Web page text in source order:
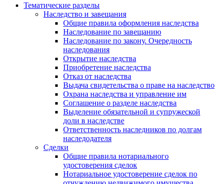
Тематические разделы
Наследство и завещания
Общие правила оформления наследства
Наследование по завещанию
Наследование по закону. Очередность
наследования
Открытие наследства
Приобретение наследства
Отказ от наследства
Выдача свидетельства о праве на наследство
Охрана наследства и управление им
Соглашение о разделе наследства
Выделение обязательной и супружеской
доли в наследстве
Ответственность наследников по долгам
наследодателя
Сделки
Общие правила нотариального
удостоверения сделок
Нотариальное удостоверение сделок по